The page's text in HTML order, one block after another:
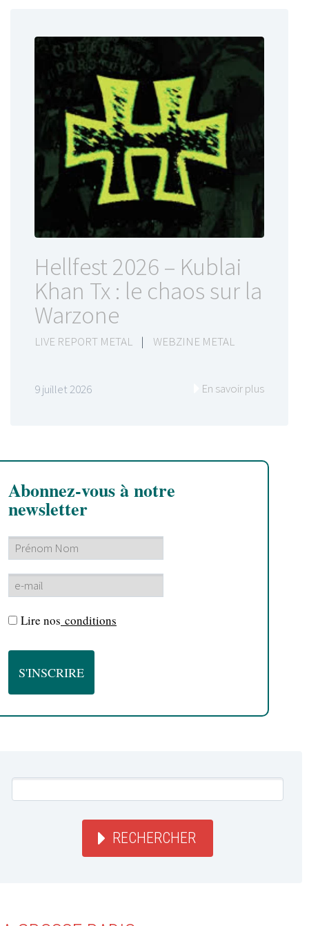
Hellfest 2026 – Kublai
Khan Tx : le chaos sur la
Warzone
LIVE REPORT METAL | WEBZINE METAL
9 juillet 2026 En savoir plus
Abonnez-vous à notre
newsletter
Lire nos conditions
RECHERCHER